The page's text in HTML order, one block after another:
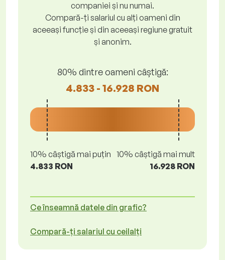
companiei și nu numai.
Compară-ți salariul cu alți oameni din
aceeași funcție și din aceeași regiune gratuit
și anonim.
80% dintre oameni câștigă:
4.833 - 16.928 RON
10% câștigă mai puțin
4.833 RON
10% câștigă mai mult
16.928 RON
Ce înseamnă datele din grafic?
Compară-ți salariul cu ceilalți